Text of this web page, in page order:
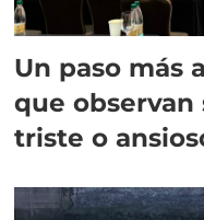
Un paso más
que observan
triste o